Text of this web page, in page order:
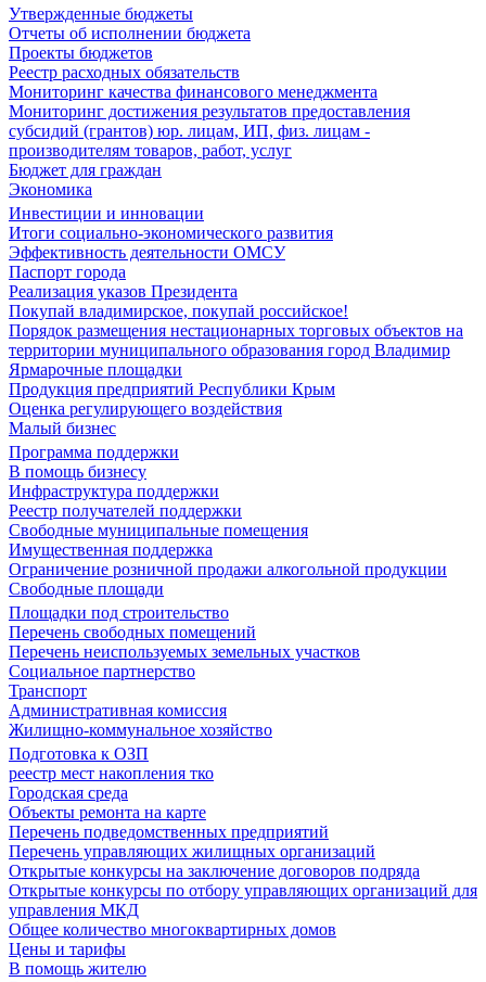
Утвержденные бюджеты
Отчеты об исполнении бюджета
Проекты бюджетов
Реестр расходных обязательств
Мониторинг качества финансового менеджмента
Мониторинг достижения результатов предоставления
субсидий (грантов) юр. лицам, ИП, физ. лицам -
производителям товаров, работ, услуг
Бюджет для граждан
Экономика
Инвестиции и инновации
Итоги социально-экономического развития
Эффективность деятельности ОМСУ
Паспорт города
Реализация указов Президента
Покупай владимирское, покупай российское!
Порядок размещения нестационарных торговых объектов на
территории муниципального образования город Владимир
Ярмарочные площадки
Продукция предприятий Республики Крым
Оценка регулирующего воздействия
Малый бизнес
Программа поддержки
В помощь бизнесу
Инфраструктура поддержки
Реестр получателей поддержки
Свободные муниципальные помещения
Имущественная поддержка
Ограничение розничной продажи алкогольной продукции
Свободные площади
Площадки под строительство
Перечень свободных помещений
Перечень неиспользуемых земельных участков
Социальное партнерство
Транспорт
Административная комиссия
Жилищно-коммунальное хозяйство
Подготовка к ОЗП
реестр мест накопления тко
Городская среда
Объекты ремонта на карте
Перечень подведомственных предприятий
Перечень управляющих жилищных организаций
Открытые конкурсы на заключение договоров подряда
Открытые конкурсы по отбору управляющих организаций для
управления МКД
Общее количество многоквартирных домов
Цены и тарифы
В помощь жителю